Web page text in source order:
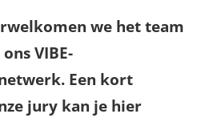
we het team
VIBE-
Een kort
jury kan je hier